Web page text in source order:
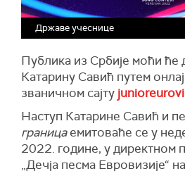
Државе учеснице
Публика из Србије моћи ће
Катарину Савић путем
званичном сајту
Наступ Катарине Савић и
границаемитоваће се у
2022. године, у директном
„Дечја песма Евровизије“